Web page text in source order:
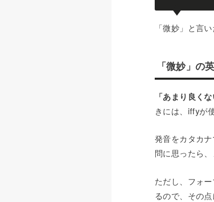
「微妙」と言
「微妙」
「あまり良く
きには、iffyが
発音をカタカ
問に思ったら
ただし、フォ
るので、その